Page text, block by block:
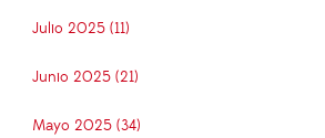
Julio 2025 (11)
Junio 2025 (21)
Mayo 2025 (34)